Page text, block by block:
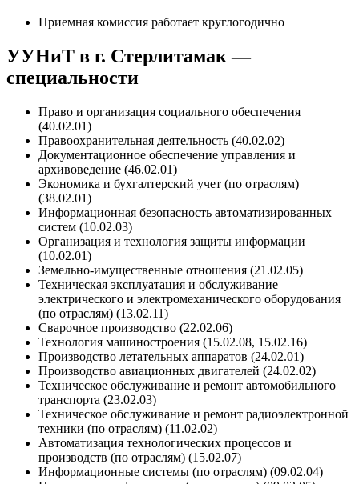
Приемная комиссия работает круглогодично
УУНиТ в г. Стерлитамак —
специальности
Право и организация социального обеспечения
(40.02.01)
Правоохранительная деятельность (40.02.02)
Документационное обеспечение управления и
архивоведение (46.02.01)
Экономика и бухгалтерский учет (по отраслям)
(38.02.01)
Информационная безопасность автоматизированных
систем (10.02.03)
Организация и технология защиты информации
(10.02.01)
Земельно-имущественные отношения (21.02.05)
Техническая эксплуатация и обслуживание
электрического и электромеханического оборудования
(по отраслям) (13.02.11)
Сварочное производство (22.02.06)
Технология машиностроения (15.02.08, 15.02.16)
Производство летательных аппаратов (24.02.01)
Производство авиационных двигателей (24.02.02)
Техническое обслуживание и ремонт автомобильного
транспорта (23.02.03)
Техническое обслуживание и ремонт радиоэлектронной
техники (по отраслям) (11.02.02)
Автоматизация технологических процессов и
производств (по отраслям) (15.02.07)
Информационные системы (по отраслям) (09.02.04)